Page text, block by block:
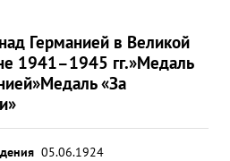
Германией в Великой
1941–1945 гг.»Медаль
Медаль «За
05.06.1924